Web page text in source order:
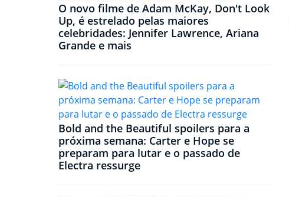
O novo filme de Adam McKay, Don't Look
Up, é estrelado pelas maiores
celebridades: Jennifer Lawrence, Ariana
Grande e mais
Bold and the Beautiful spoilers para a
próxima semana: Carter e Hope se
preparam para lutar e o passado de
Electra ressurge